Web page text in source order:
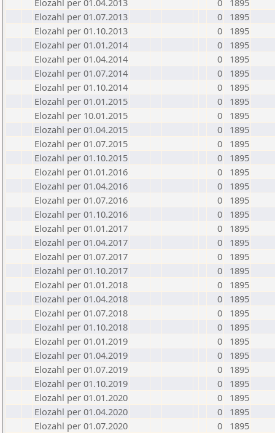
Elozahl per 01.04.2013
0
1895
Elozahl per 01.07.2013
0
1895
Elozahl per 01.10.2013
0
1895
Elozahl per 01.01.2014
0
1895
Elozahl per 01.04.2014
0
1895
Elozahl per 01.07.2014
0
1895
Elozahl per 01.10.2014
0
1895
Elozahl per 01.01.2015
0
1895
Elozahl per 10.01.2015
0
1895
Elozahl per 01.04.2015
0
1895
Elozahl per 01.07.2015
0
1895
Elozahl per 01.10.2015
0
1895
Elozahl per 01.01.2016
0
1895
Elozahl per 01.04.2016
0
1895
Elozahl per 01.07.2016
0
1895
Elozahl per 01.10.2016
0
1895
Elozahl per 01.01.2017
0
1895
Elozahl per 01.04.2017
0
1895
Elozahl per 01.07.2017
0
1895
Elozahl per 01.10.2017
0
1895
Elozahl per 01.01.2018
0
1895
Elozahl per 01.04.2018
0
1895
Elozahl per 01.07.2018
0
1895
Elozahl per 01.10.2018
0
1895
Elozahl per 01.01.2019
0
1895
Elozahl per 01.04.2019
0
1895
Elozahl per 01.07.2019
0
1895
Elozahl per 01.10.2019
0
1895
Elozahl per 01.01.2020
0
1895
Elozahl per 01.04.2020
0
1895
Elozahl per 01.07.2020
0
1895